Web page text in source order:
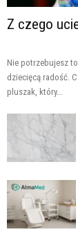
Z czego
Nie potrzebujesz
dziecięcą radość.
pluszak, który...